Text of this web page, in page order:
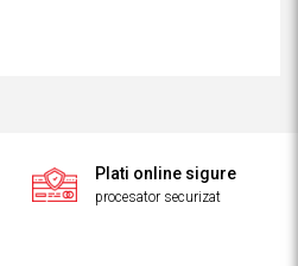
Plati online sigure
procesator securizat